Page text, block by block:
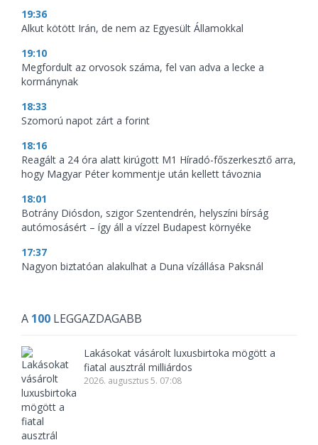
19:36
Alkut kötött Irán, de nem az Egyesült Államokkal
19:10
Megfordult az orvosok száma, fel van adva a lecke a
kormánynak
18:33
Szomorú napot zárt a forint
18:16
Reagált a 24 óra alatt kirúgott M1 Híradó-főszerkesztő arra,
hogy Magyar Péter kommentje után kellett távoznia
18:01
Botrány Diósdon, szigor Szentendrén, helyszíni bírság
autómosásért – így áll a vízzel Budapest környéke
17:37
Nagyon biztatóan alakulhat a Duna vízállása Paksnál
A 100 LEGGAZDAGABB
Lakásokat vásárolt luxusbirtoka mögött a
fiatal ausztrál milliárdos
2026. augusztus 5. 07:08